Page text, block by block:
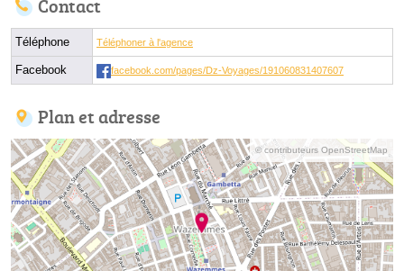
Contact
Téléphone Téléphoner à l'agence
Facebook facebook.com/pages/Dz-Voyages/191060831407607
Plan et adresse
© contributeurs OpenStreetMap